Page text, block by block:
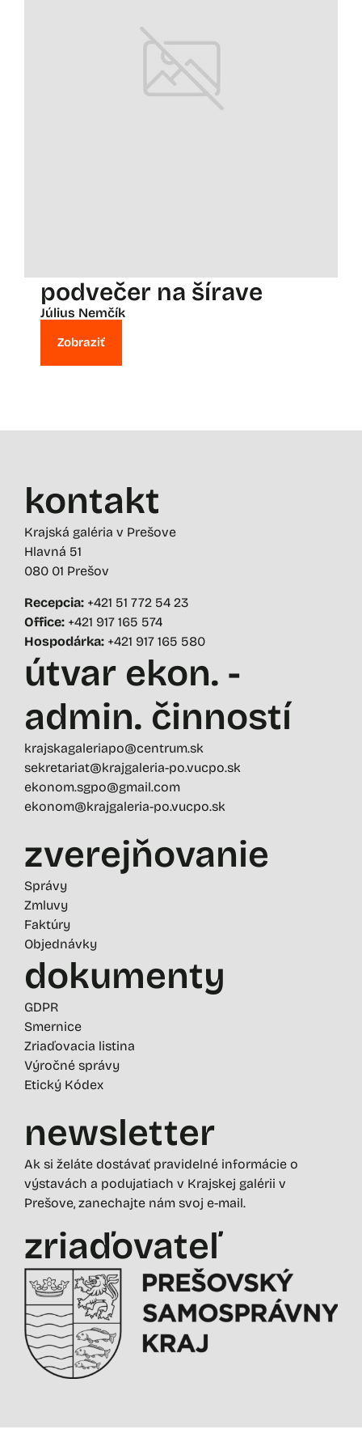
podvečer na šírave
Július Nemčík
Zobraziť
kontakt
Krajská galéria v Prešove
Hlavná 51
080 01 Prešov
Recepcia: +421 51 772 54 23
Office: +421 917 165 574
Hospodárka: +421 917 165 580
útvar ekon. -
admin. činností
krajskagaleriapo@centrum.sk
sekretariat@krajgaleria-po.vucpo.sk
ekonom.sgpo@gmail.com
ekonom@krajgaleria-po.vucpo.sk
zverejňovanie
Správy
Zmluvy
Faktúry
Objednávky
dokumenty
GDPR
Smernice
Zriaďovacia listina
Výročné správy
Etický Kódex
newsletter
Ak si želáte dostávať pravidelné informácie o
výstavách a podujatiach v Krajskej galérii v
Prešove, zanechajte nám svoj e-mail.
zriaďovateľ